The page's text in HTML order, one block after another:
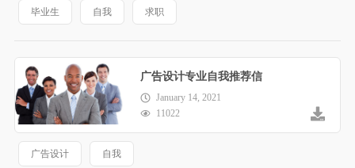
毕业生 自我 求职
广告设计专业自我推荐信
January 14, 2021
11022
广告设计 自我